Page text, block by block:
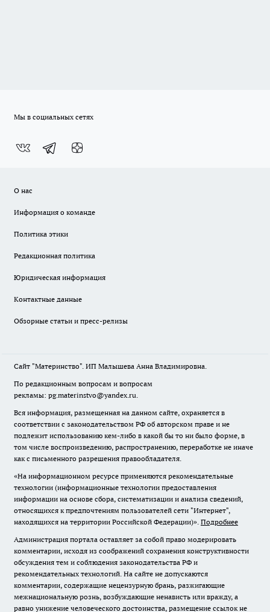
Мы в социальных сетях
О нас
Информация о команде
Политика этики
Редакционная политика
Юридическая информация
Контактные данные
Обзорные статьи и пресс-релизы
Сайт "Материнство". ИП Малышева Анна Владимировна.
По редакционным вопросам и вопросам
рекламы: pg.materinstvo@yandex.ru.
Вся информация, размещенная на данном сайте, охраняется в
соответствии с законодательством РФ об авторском праве и не
подлежит использованию кем-либо в какой бы то ни было форме, в
том числе воспроизведению, распространению, переработке не иначе
как с письменного разрешения правообладателя.
«На информационном ресурсе применяются рекомендательные
технологии (информационные технологии предоставления
информации на основе сбора, систематизации и анализа сведений,
относящихся к предпочтениям пользователей сети "Интернет",
находящихся на территории Российской Федерации)». Подробнее
Администрация портала оставляет за собой право модерировать
комментарии, исходя из соображений сохранения конструктивности
обсуждения тем и соблюдения законодательства РФ и
рекомендательных технологий. На сайте не допускаются
комментарии, содержащие нецензурную брань, разжигающие
межнациональную рознь, возбуждающие ненависть или вражду, а
равно унижение человеческого достоинства, размещение ссылок не